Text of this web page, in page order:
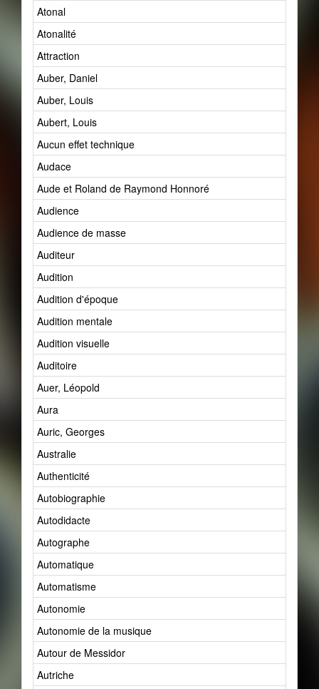
Atonal
Atonalité
Attraction
Auber, Daniel
Auber, Louis
Aubert, Louis
Aucun effet technique
Audace
Aude et Roland de Raymond Honnoré
Audience
Audience de masse
Auditeur
Audition
Audition d'époque
Audition mentale
Audition visuelle
Auditoire
Auer, Léopold
Aura
Auric, Georges
Australie
Authenticité
Autobiographie
Autodidacte
Autographe
Automatique
Automatisme
Autonomie
Autonomie de la musique
Autour de Messidor
Autriche